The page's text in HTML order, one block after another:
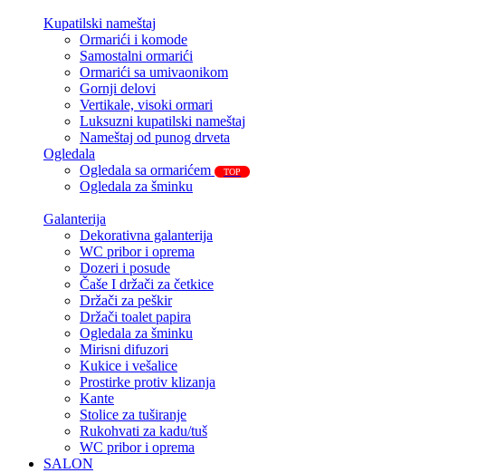
Kupatilski nameštaj
Ormarići i komode
Samostalni ormarići
Ormarići sa umivaonikom
Gornji delovi
Vertikale, visoki ormari
Luksuzni kupatilski nameštaj
Nameštaj od punog drveta
Ogledala
Ogledala sa ormarićem
TOP
Ogledala za šminku
Galanterija
Dekorativna galanterija
WC pribor i oprema
Dozeri i posude
Čaše I držači za četkice
Držači za peškir
Držači toalet papira
Ogledala za šminku
Mirisni difuzori
Kukice i vešalice
Prostirke protiv klizanja
Kante
Stolice za tuširanje
Rukohvati za kadu/tuš
WC pribor i oprema
SALON